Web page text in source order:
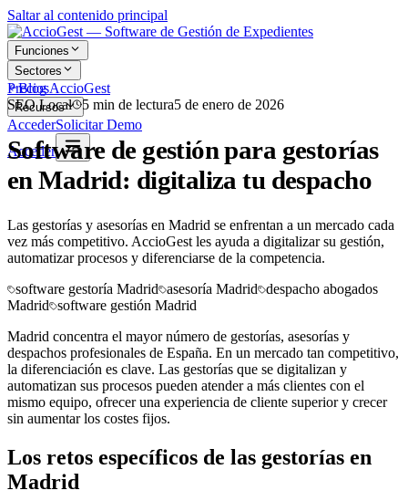
Saltar al contenido principal
Funciones
Sectores
Precios
Recursos
AccederSolicitar Demo
Acceder
Blog AccioGest
SEO Local
5 min de lectura5 de enero de 2026
Software de gestión para gestorías
en Madrid: digitaliza tu despacho
Las gestorías y asesorías en Madrid se enfrentan a un mercado cada
vez más competitivo. AccioGest les ayuda a digitalizar su gestión,
automatizar procesos y diferenciarse de la competencia.
software gestoría Madrid asesoría Madrid despacho abogados
Madrid software gestión Madrid
Madrid concentra el mayor número de gestorías, asesorías y
despachos profesionales de España. En un mercado tan competitivo,
la diferenciación es clave. Las gestorías que se digitalizan y
automatizan sus procesos pueden atender a más clientes con el
mismo equipo, ofrecer una experiencia de cliente superior y crecer
sin aumentar los costes fijos.
Los retos específicos de las gestorías en
Madrid